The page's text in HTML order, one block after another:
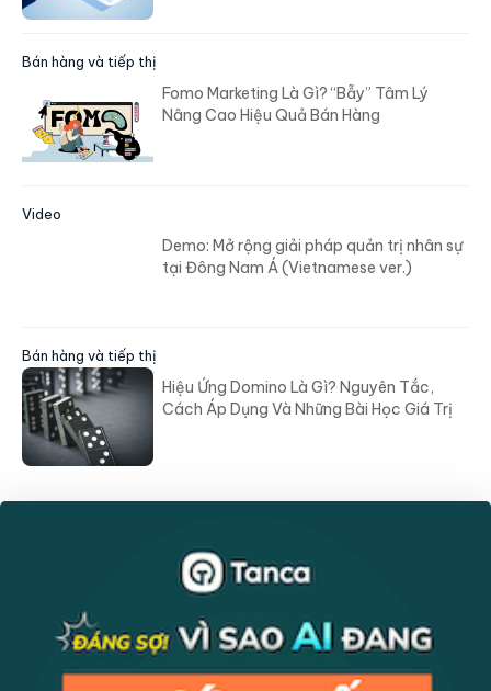
Bán hàng và tiếp thị
Fomo Marketing Là Gì? “Bẫy” Tâm Lý
Nâng Cao Hiệu Quả Bán Hàng
Video
Demo: Mở rộng giải pháp quản trị nhân sự
tại Đông Nam Á (Vietnamese ver.)
Bán hàng và tiếp thị
Hiệu Ứng Domino Là Gì? Nguyên Tắc,
Cách Áp Dụng Và Những Bài Học Giá Trị